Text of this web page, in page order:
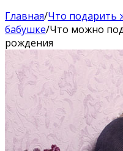
Главная/Что подарить
бабушке/Что можно
рождения